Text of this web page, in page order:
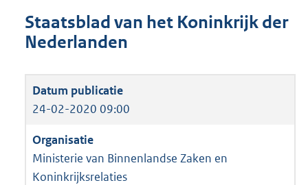
Staatsblad van het Koninkrijk der
Nederlanden
24-02-2020 09:00
Ministerie van Binnenlandse Zaken en
Koninkrijksrelaties